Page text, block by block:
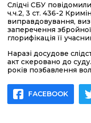
Слідчі СБУ
ч.ч.2, 3 ст. 436-2
виправдовування,
заперечення
глорифікація її
Наразі досудове
акт скеровано до
років позбавлення
FACEBOOK